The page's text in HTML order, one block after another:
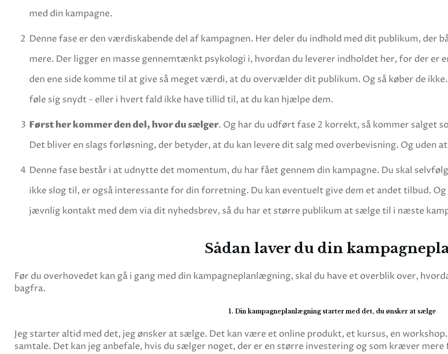
med din kampagne.
2 Denne fase er den værdiskabende del af kampagnen. Her deler du indhold med dit publikum, der
mere. Der ligger en masse gennemtænkt psykologi i, hvordan du leverer indholdet her, for der er
den ene side komme til at give så meget værdi, at du overvælder dit publikum. Og så køber de
føle sig snydt - eller i hvert fald ikke have tillid til, at du kan hjælpe dem.
3 Først her kommer den del, hvor du sælger. Og har du udført fase 2 korrekt, så kommer salget
Det bliver en slags forløsning, der betyder, at du kan levere dit salg med overbevisning. Og uden
4 Denne fase består i at udnytte det momentum, du har fået gennem din kampagne. Du skal
ikke slog til, er også interessante for din forretning. Du kan eventuelt give dem et andet tilbud.
jævnlig kontakt med dem via dit nyhedsbrev, så du har et større publikum at sælge til i næste
Sådan laver du din
Før du overhovedet kan gå i gang med din kampagneplanlægning, skal du have et overblik over,
bagfra.
1. Din kampagneplanlægning starter med det, du ønsker at sælge
Jeg starter altid med det, jeg ønsker at sælge. Det kan være et online produkt, et kursus, en
samtale. Det kan jeg anbefale, hvis du sælger noget, der er en større investering og som kræver